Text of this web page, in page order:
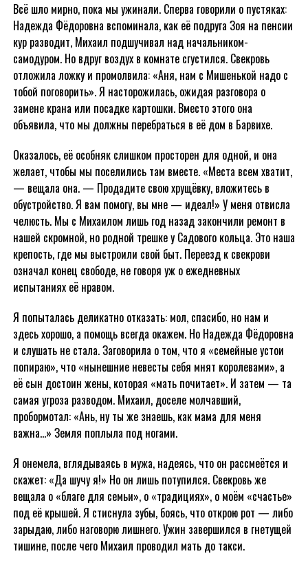
Всё шло мирно, пока мы ужинали. Сперва говорили о пустяках:
Надежда Фёдоровна вспоминала, как её подруга Зоя на пенсии
кур разводит, Михаил подшучивал над начальником-
самодуром. Но вдруг воздух в комнате сгустился. Свекровь
отложила ложку и промолвила: «Аня, нам с Мишенькой надо с
тобой поговорить». Я насторожилась, ожидая разговора о
замене крана или посадке картошки. Вместо этого она
объявила, что мы должны перебраться в её дом в Барвихе.
Оказалось, её особняк слишком просторен для одной, и она
желает, чтобы мы поселились там вместе. «Места всем хватит,
— вещала она. — Продадите свою хрущёвку, вложитесь в
обустройство. Я вам помогу, вы мне — идеал!» У меня отвисла
челюсть. Мы с Михаилом лишь год назад закончили ремонт в
нашей скромной, но родной трешке у Садового кольца. Это наша
крепость, где мы выстроили свой быт. Переезд к свекрови
означал конец свободе, не говоря уж о ежедневных
испытаниях её нравом.
Я попыталась деликатно отказать: мол, спасибо, но нам и
здесь хорошо, а помощь всегда окажем. Но Надежда Фёдоровна
и слушать не стала. Заговорила о том, что я «семейные устои
попираю», что «нынешние невесты себя мнят королевами», а
её сын достоин жены, которая «мать почитает». И затем — та
самая угроза разводом. Михаил, доселе молчавший,
пробормотал: «Ань, ну ты же знаешь, как мама для меня
важна…» Земля поплыла под ногами.
Я онемела, вглядываясь в мужа, надеясь, что он рассмеётся и
скажет: «Да шучу я!» Но он лишь потупился. Свекровь же
вещала о «благе для семьи», о «традициях», о моём «счастье»
под её крышей. Я стиснула зубы, боясь, что открою рот — либо
зарыдаю, либо наговорю лишнего. Ужин завершился в гнетущей
тишине, после чего Михаил проводил мать до такси.